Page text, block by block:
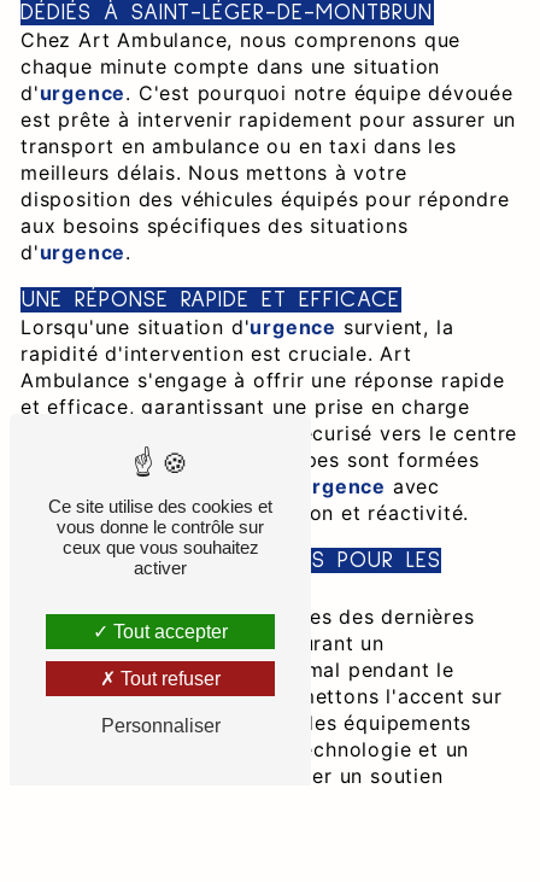
DÉDIÉS À SAINT-LÉGER-DE-MONTBRUN
Chez Art Ambulance, nous comprenons que
chaque minute compte dans une situation
d'urgence. C'est pourquoi notre équipe dévouée
est prête à intervenir rapidement pour assurer un
transport en ambulance ou en taxi dans les
meilleurs délais. Nous mettons à votre
disposition des véhicules équipés pour répondre
aux besoins spécifiques des situations
d'urgence.
UNE RÉPONSE RAPIDE ET EFFICACE
Lorsqu'une situation d'urgence survient, la
rapidité d'intervention est cruciale. Art
Ambulance s'engage à offrir une réponse rapide
et efficace, garantissant une prise en charge
immédiate et un transport sécurisé vers le centre
médical approprié. Nos équipes sont formées
urgence avec
professionnalisme, compassion et réactivité.
DES AMBULANCES ÉQUIPÉES POUR LES
Nos ambulances sont équipées des dernières
technologies médicales, assurant un
environnement de soins optimal pendant le
transport d'urgence. Nous mettons l'accent sur
la sécurité du patient, avec des équipements
médicaux à la pointe de la technologie et un
personnel qualifié pour assurer un soutien
Ce site utilise des cookies et
vous donne le contrôle sur
ceux que vous souhaitez
activer
Tout accepter
Tout refuser
Personnaliser